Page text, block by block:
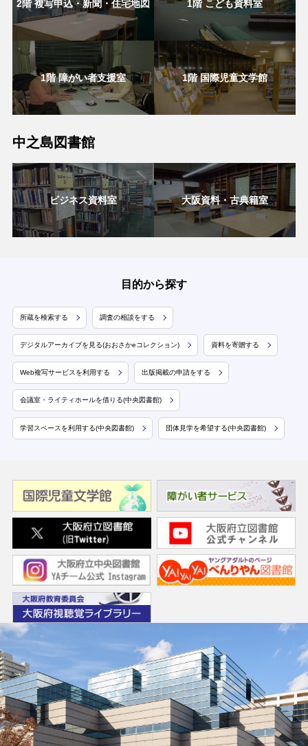
2階 複写申込・新聞・住宅地図 1階 こども資料室
1階 障がい者支援室 1階 国際児童文学館
中之島図書館
ビジネス資料室 大阪資料・古典籍室
目的から探す
所蔵を検索する 調査の相談をする
デジタルアーカイブを見る(おおさかeコレクション) 資料を寄贈する
Web複写サービスを利用する 出版掲載の申請をする
会議室・ライティホールを借りる(中央図書館)
学習スペースを利用する(中央図書館) 団体見学を希望する(中央図書館)